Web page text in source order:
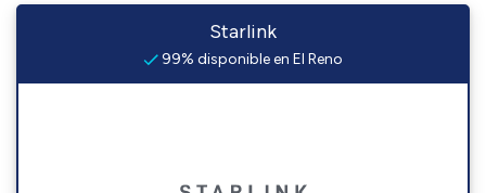
Starlink
99% disponible en El Reno